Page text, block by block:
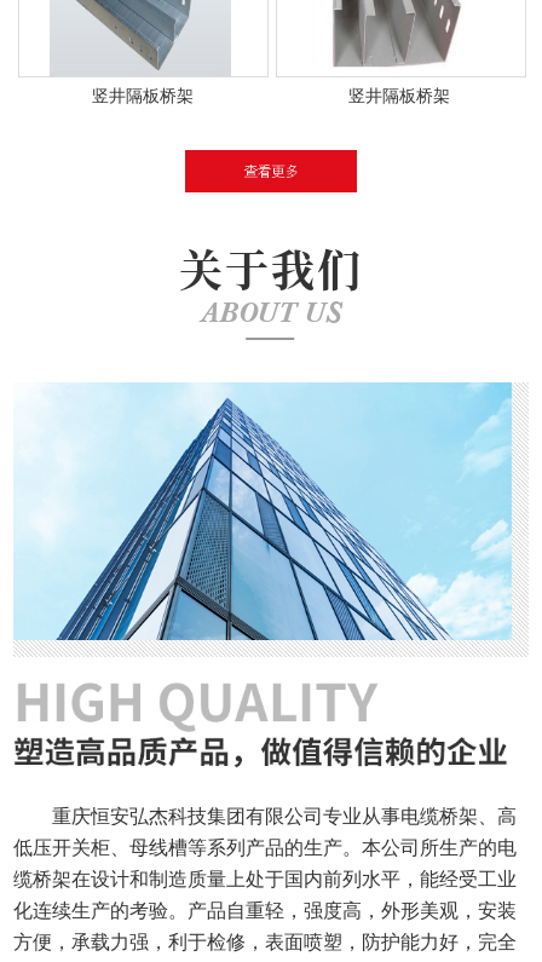
竖井隔板桥架 竖井隔板桥架
关于我们
ABOUT US
重庆恒安弘杰科技集团有限公司专业从事电缆桥架、高
低压开关柜、母线槽等系列产品的生产。本公司所生产的电
缆桥架在设计和制造质量上处于国内前列水平，能经受工业
化连续生产的考验。产品自重轻，强度高，外形美观，安装
方便，承载力强，利于检修，表面喷塑，防护能力好，完全